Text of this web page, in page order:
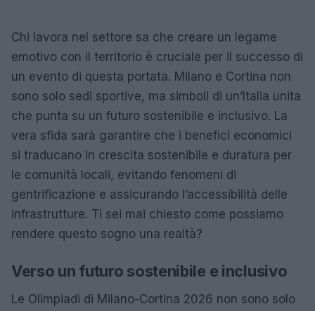
Chi lavora nel settore sa che creare un legame
emotivo con il territorio è cruciale per il successo di
un evento di questa portata. Milano e Cortina non
sono solo sedi sportive, ma simboli di un’Italia unita
che punta su un futuro sostenibile e inclusivo. La
vera sfida sarà garantire che i benefici economici
si traducano in crescita sostenibile e duratura per
le comunità locali, evitando fenomeni di
gentrificazione e assicurando l’accessibilità delle
infrastrutture. Ti sei mai chiesto come possiamo
rendere questo sogno una realtà?
Verso un futuro sostenibile e inclusivo
Le Olimpiadi di Milano-Cortina 2026 non sono solo